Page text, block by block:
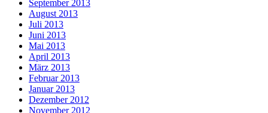
September 2013
August 2013
Juli 2013
Juni 2013
Mai 2013
April 2013
März 2013
Februar 2013
Januar 2013
Dezember 2012
November 2012